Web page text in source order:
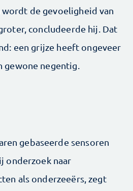
de gevoeligheid van
concludeerde hij. Dat
een grijze heeft ongeveer
gewone negentig.
gebaseerde sensoren
onderzoek naar
als onderzeeërs, zegt